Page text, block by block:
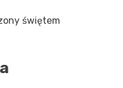
świętem